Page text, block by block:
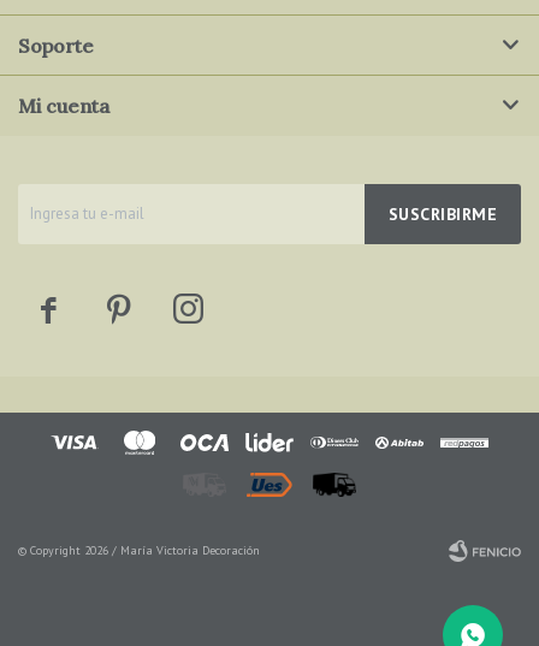
SUSCRIBIRME
  
Soporte
Mi cuenta
© Copyright 2026 / María Victoria Decoración